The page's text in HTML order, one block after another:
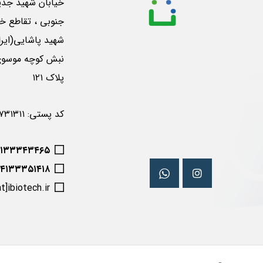
جنوبی ، تقاطع
شهید
پلاک ۱۲۱
کد پستی: ۵۱۶۵۷۳۱۳۱۱